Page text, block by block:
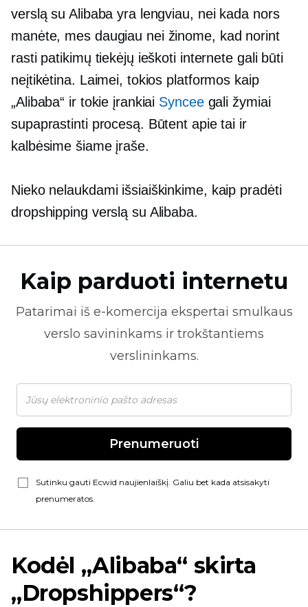
verslą su Alibaba yra lengviau, nei kada nors
manėte, mes daugiau nei žinome, kad norint
rasti patikimų tiekėjų ieškoti internete gali būti
neįtikėtina. Laimei, tokios platformos kaip
„Alibaba“ ir tokie įrankiai Synceegali žymiai
supaprastinti procesą. Būtent apie tai ir
kalbėsime šiame įraše.
Nieko nelaukdami išsiaiškinkime, kaip pradėti
dropshipping verslą su Alibaba.
Kaip parduoti internetu
Patarimai iš e-komercija ekspertai smulkaus
verslo savininkams ir trokštantiems
verslininkams.
Prenumeruoti
Sutinku gauti Ecwid naujienlaiškį. Galiu bet kada atsisakyti
prenumeratos.
Kodėl „Alibaba“ skirta
„Dropshippers“?